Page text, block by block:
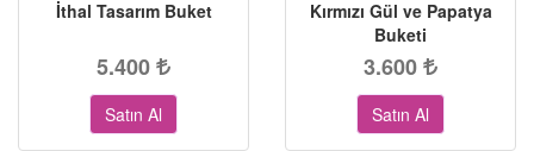
İthal Tasarım Buket
5.400
Satın Al
Kırmızı Gül ve Papatya
Buketi
3.600
Satın Al